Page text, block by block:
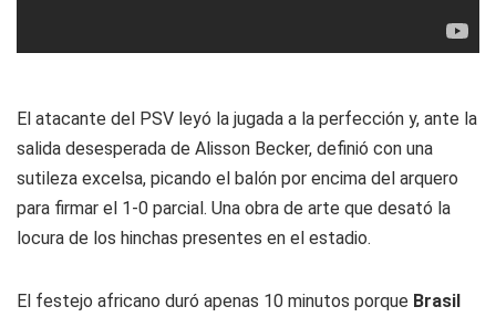
El atacante del PSV leyó la jugada a la perfección y, ante la
salida desesperada de Alisson Becker, definió con una
sutileza excelsa, picando el balón por encima del arquero
para firmar el 1-0 parcial. Una obra de arte que desató la
locura de los hinchas presentes en el estadio.
El festejo africano duró apenas 10 minutos porque Brasil